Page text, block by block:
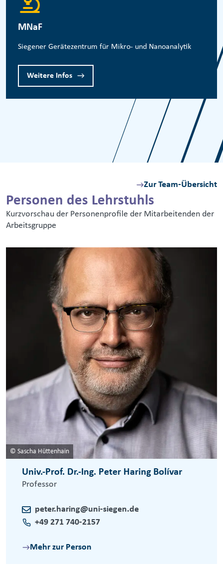
MNaF
Siegener Gerätezentrum für Mikro- und Nanoanalytik
Weitere Infos
Personen des Lehrstuhls
Kurzvorschau der Personenprofile der Mitarbeitenden der
Arbeitsgruppe
Zur Team-Übersicht
© Sascha Hüttenhain
Univ.-Prof. Dr.-Ing. Peter Haring Bolívar
Professor
peter.haring@uni-siegen.de
+49 271 740-2157
Mehr zur Person